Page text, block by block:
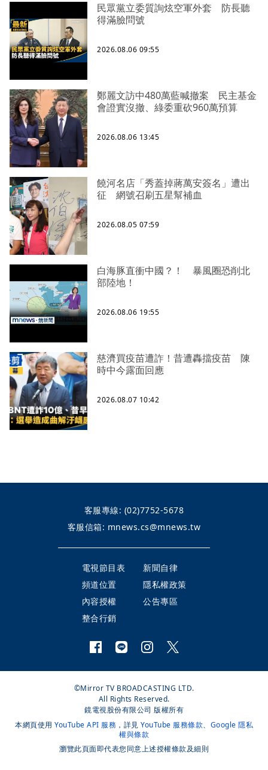
民眾黨立委質詢炫空軍外套 防長聽
得滿臉問號
2026.08.06 09:55
鄭麗文訪中480萬藍喊撤案 民主基金
會證實沒撤、綠委重砍960萬預算
2026.08.06 13:45
饒河名店「秀蓋掉蔣萬安簽名」遭出
征 網號召刷五星幫補血
2026.08.05 07:59
白海豚直衝中國？！ 暴風圈恐削北
部陸地！
2026.08.06 19:55
慈濟買疫苗遭詐！昔遭轟擋疫苗 陳
時中今露面回應
2026.08.07 10:42
客服專線: (02)7752-5678
客服信箱: mnews.cs@mnews.tw
電視節目表
新聞自律
頻道位置
隱私權政策
內容授權
公告專區
整合行銷
©Mirror TV BROADCASTING LTD.
All Rights Reserved.
鏡電視股份有限公司 版權所有
本網頁使用 YouTube API 服務 ，詳見 YouTube 服務條款、 Google 隱私
權與條款
瀏覽此頁面即代表您同意上述授權條款及細則